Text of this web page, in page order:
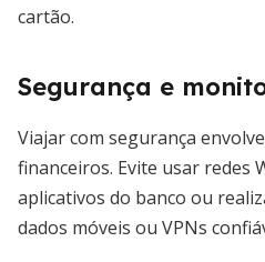
cartão.
Segurança e
Viajar com segurança
financeiros. Evite usar redes
aplicativos do banco ou
dados móveis ou VPNs